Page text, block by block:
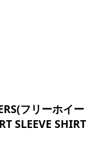
フリーホイー
SLEEVE SHIRT